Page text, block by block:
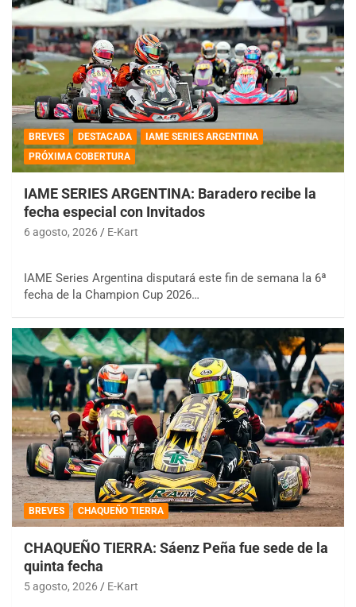
BREVES DESTACADA
IAME SERIES ARGENTINA
PRÓXIMA COBERTURA
IAME SERIES ARGENTINA: Baradero recibe la
fecha especial con Invitados
6 agosto, 2026 E-Kart
IAME Series Argentina disputará este fin de semana la 6ª
fecha de la Champion Cup 2026…
BREVES CHAQUEÑO TIERRA
CHAQUEÑO TIERRA: Sáenz Peña fue sede de la
quinta fecha
5 agosto, 2026 E-Kart